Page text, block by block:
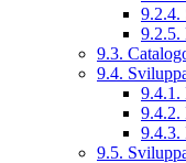
9.2.4.
9.2.5.
9.3.
9.4.
9.4.1.
9.4.2.
9.4.3.
9.5.